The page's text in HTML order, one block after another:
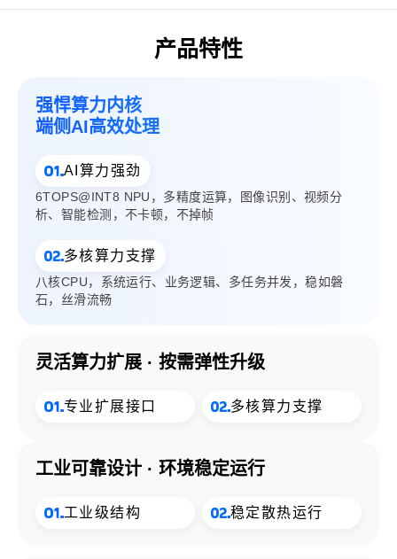
产品特性
强悍算力内核
端侧AI高效处理
AI算力强劲
6TOPS@INT8 NPU，多精度运算，图像识别、视频分
析、智能检测，不卡顿，不掉帧
多核算力支撑
八核CPU，系统运行、业务逻辑、多任务并发，稳如磐
石，丝滑流畅
灵活算力扩展 按需弹性升级
专业扩展接口 多核算力支撑
工业可靠设计 环境稳定运行
工业级结构 稳定散热运行